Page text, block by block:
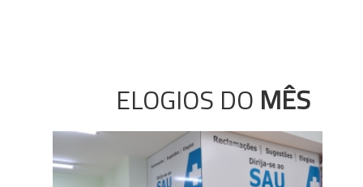
ELOGIOS DO MÊS